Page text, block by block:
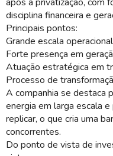
disciplina financeira e
Principais pontos:
Grande escala
Forte presença em
Atuação estratégica em
Processo de
A companhia se destaca
energia em larga escala
replicar, o que cria uma
concorrentes.
Do ponto de vista de